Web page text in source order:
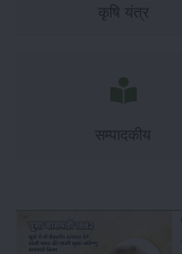
कृषि यंत्र
सम्पादकीय